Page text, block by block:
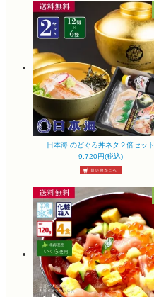
日本海 のどぐろ丼ネタ２倍セット
9,720円(税込)